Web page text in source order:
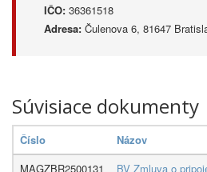
IČO: 36361518
Adresa: Čulenova 6, 81647
Súvisiace dokumenty
Číslo
Názov
MAGZBR2500131
BV Zmluva o